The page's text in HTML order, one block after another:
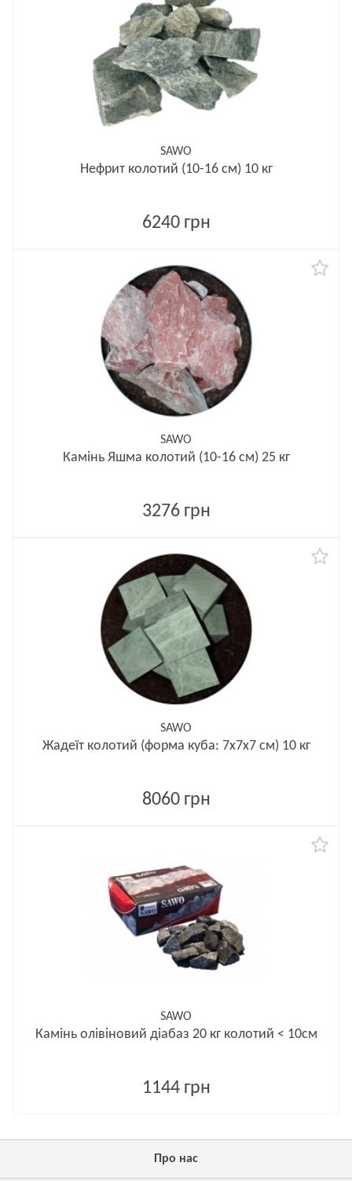
SAWO
Нефрит колотий (10-16 см) 10 кг
6240 грн
SAWO
Камінь Яшма колотий (10-16 см) 25 кг
3276 грн
SAWO
Жадеїт колотий (форма куба: 7x7x7 см) 10 кг
8060 грн
SAWO
Камінь олівіновий діабаз 20 кг колотий < 10см
1144 грн
Про нас